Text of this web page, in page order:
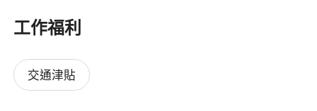
工作福利
交通津貼